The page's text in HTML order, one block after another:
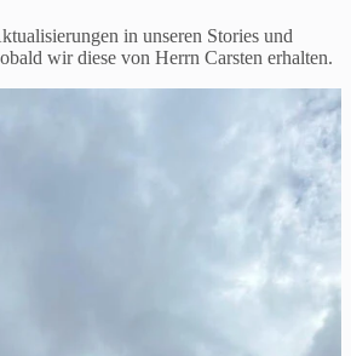
in unseren Stories und
wir diese von Herrn Carsten erhalten.